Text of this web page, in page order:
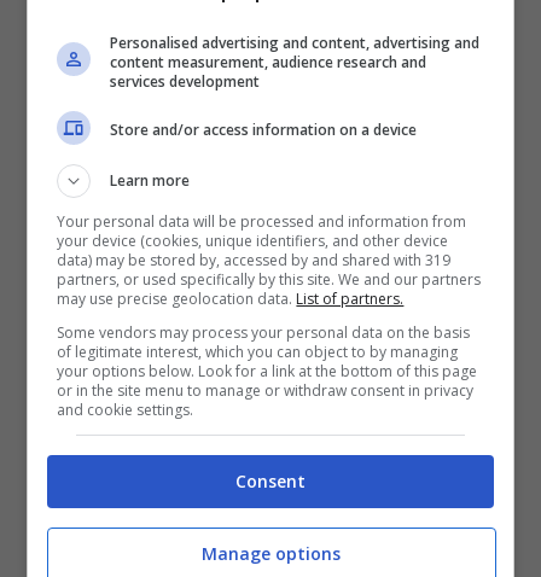
Stefania Constantini dà indicazioni dopo il lancio di una
stone: finora per l’Italia 10 vittorie su 10 partite affrontate
(Getty Images)
Prestazione perfetta, non ha lasciato
scampo agli avversari. L’end conclusivo è
la ciliegina sulla torta di una partita
Mosaner, poi ci pensa Constantini a
completare l’opera piazzando la seconda
Personalised advertising and content, advertising and
content measurement, audience research and
services development
Store and/or access information on a device
Learn more
Your personal data will be processed and information from
your device (cookies, unique identifiers, and other device
data) may be stored by, accessed by and shared with 319
partners, or used specifically by this site. We and our partners
may use precise geolocation data. List of partners.
Some vendors may process your personal data on the basis
of legitimate interest, which you can object to by managing
your options below. Look for a link at the bottom of this page
or in the site menu to manage or withdraw consent in privacy
and cookie settings.
Consent
Manage options